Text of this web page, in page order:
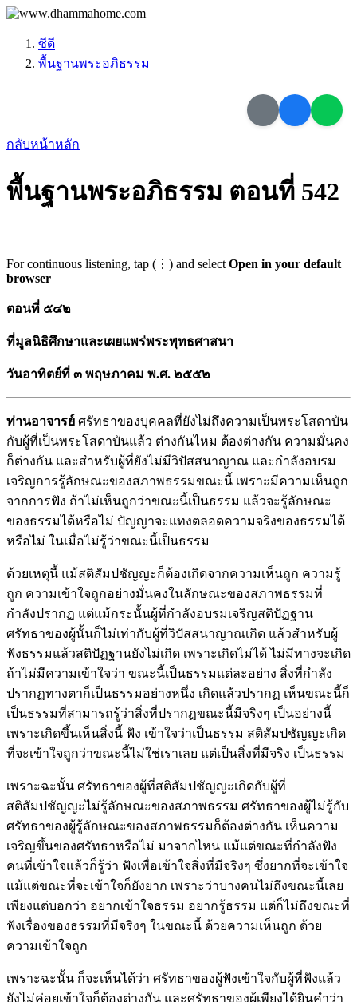
ซีดี
พื้นฐานพระอภิธรรม
กลับหน้าหลัก
พื้นฐานพระอภิธรรม ตอนที่ 542
For continuous listening, tap (⋮) and select Open in your default
browser
ตอนที่ ๕๔๒
ที่มูลนิธิศึกษาและเผยแพร่พระพุทธศาสนา
วันอาทิตย์ที่ ๓ พฤษภาคม พ.ศ. ๒๕๕๒
ท่านอาจารย์ ศรัทธาของบุคคลที่ยังไม่ถึงความเป็นพระโสดาบัน
กับผู้ที่เป็นพระโสดาบันแล้ว ต่างกันไหม ต้องต่างกัน ความมั่นคง
ก็ต่างกัน และสำหรับผู้ที่ยังไม่มีวิปัสสนาญาณ และกำลังอบรม
เจริญการรู้ลักษณะของสภาพธรรมขณะนี้ เพราะมีความเห็นถูก
จากการฟัง ถ้าไม่เห็นถูกว่าขณะนี้เป็นธรรม แล้วจะรู้ลักษณะ
ของธรรมได้หรือไม่ ปัญญาจะแทงตลอดความจริงของธรรมได้
หรือไม่ ในเมื่อไม่รู้ว่าขณะนี้เป็นธรรม
ด้วยเหตุนี้ แม้สติสัมปชัญญะก็ต้องเกิดจากความเห็นถูก ความรู้
ถูก ความเข้าใจถูกอย่างมั่นคงในลักษณะของสภาพธรรมที่
กำลังปรากฏ แต่แม้กระนั้นผู้ที่กำลังอบรมเจริญสติปัฏฐาน
ศรัทธาของผู้นั้นก็ไม่เท่ากับผู้ที่วิปัสสนาญาณเกิด แล้วสำหรับผู้
ฟังธรรมแล้วสติปัฏฐานยังไม่เกิด เพราะเกิดไม่ได้ ไม่มีทางจะเกิด
ถ้าไม่มีความเข้าใจว่า ขณะนี้เป็นธรรมแต่ละอย่าง สิ่งที่กำลัง
ปรากฏทางตาก็เป็นธรรมอย่างหนึ่ง เกิดแล้วปรากฏ เห็นขณะนี้ก็
เป็นธรรมที่สามารถรู้ว่าสิ่งที่ปรากฏขณะนี้มีจริงๆ เป็นอย่างนี้
เพราะเกิดขึ้นเห็นสิ่งนี้ ฟัง เข้าใจว่าเป็นธรรม สติสัมปชัญญะเกิด
ที่จะเข้าใจถูกว่าขณะนี้ไม่ใช่เราเลย แต่เป็นสิ่งที่มีจริง เป็นธรรม
เพราะฉะนั้น ศรัทธาของผู้ที่สติสัมปชัญญะเกิดกับผู้ที่
สติสัมปชัญญะไม่รู้ลักษณะของสภาพธรรม ศรัทธาของผู้ไม่รู้กับ
ศรัทธาของผู้รู้ลักษณะของสภาพธรรมก็ต้องต่างกัน เห็นความ
เจริญขึ้นของศรัทธาหรือไม่ มาจากไหน แม้แต่ขณะที่กำลังฟัง
คนที่เข้าใจแล้วก็รู้ว่า ฟังเพื่อเข้าใจสิ่งที่มีจริงๆ ซึ่งยากที่จะเข้าใจ
แม้แต่ขณะที่จะเข้าใจก็ยังยาก เพราะว่าบางคนไม่ถึงขณะนี้เลย
เพียงแต่บอกว่า อยากเข้าใจธรรม อยากรู้ธรรม แต่ก็ไม่ถึงขณะที่
ฟังเรื่องของธรรมที่มีจริงๆ ในขณะนี้ ด้วยความเห็นถูก ด้วย
ความเข้าใจถูก
เพราะฉะนั้น ก็จะเห็นได้ว่า ศรัทธาของผู้ฟังเข้าใจกับผู้ที่ฟังแล้ว
ยังไม่ค่อยเข้าใจก็ต้องต่างกัน และศรัทธาของผู้เพียงได้ยินคำว่า